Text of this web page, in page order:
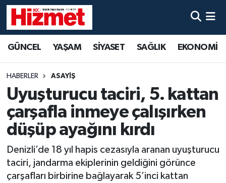
GÜNCEL YAŞAM SİYASET SAĞLIK EKONOMİ
HABERLER ASAYİŞ
Uyuşturucu taciri, 5. kattan
çarşafla inmeye çalışırken
düşüp ayağını kırdı
Denizli’de 18 yıl hapis cezasıyla aranan uyuşturucu
taciri, jandarma ekiplerinin geldiğini görünce
çarşafları birbirine bağlayarak 5’inci kattan
YAŞAM
SİYASET
SAĞLIK
EKONOMİ
KÜLTÜR SANAT
Denizli Hava Durumu
Denizli Trafik Yoğunluk Haritası
Süper Lig Puan Durumu ve Fikstür
Tüm Manşetler
Son Dakika Haberleri